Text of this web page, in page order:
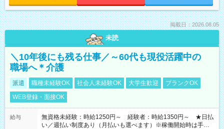
掲載日：2026.08.05
未読
＼10年後にも残る仕事／～60代も現役活躍中の
職場へ＊介護
派遣 職種未経験OK 社会人未経験OK 大学生歓迎
ブランクOK
WEB登録・面接OK
給与
無資格未経験：時給1250円～ 経験者：時給1350円～ ★日払
い／週払い制度あり（月払いも選べます）※稼働開始時は手続き